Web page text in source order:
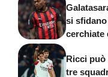
si
cerchiate
Ricci
tre